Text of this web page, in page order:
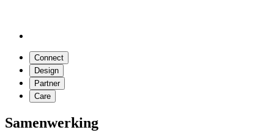
Connect
Design
Partner
Care
Samenwerking